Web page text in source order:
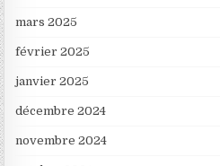
mars 2025
février 2025
janvier 2025
décembre 2024
novembre 2024